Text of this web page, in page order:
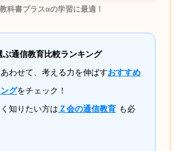
教科書プラスαの学習に最適！
ぶ通信教育比較ランキング
わせて、考える力を伸ばすおすすめ
グをチェック！
知りたい方は Ｚ会の通信教育 も必